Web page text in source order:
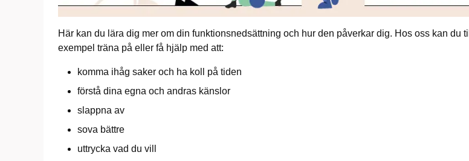
Här kan du lära dig mer om din funktionsnedsättning och hur den påverkar dig. Hos oss kan du till
exempel träna på eller få hjälp med att:
komma ihåg saker och ha koll på tiden
förstå dina egna och andras känslor
slappna av
sova bättre
uttrycka vad du vill